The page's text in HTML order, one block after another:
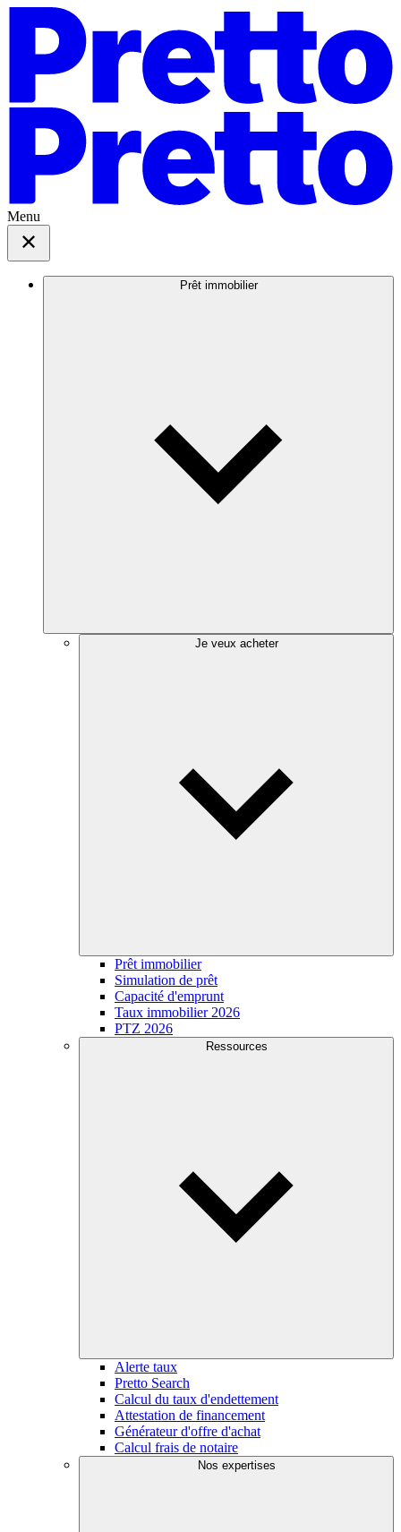
Menu
Prêt immobilier
Je veux acheter
Prêt immobilier
Simulation de prêt
Capacité d'emprunt
Taux immobilier 2026
PTZ 2026
Ressources
Alerte taux
Pretto Search
Calcul du taux d'endettement
Attestation de financement
Générateur d'offre d'achat
Calcul frais de notaire
Nos expertises